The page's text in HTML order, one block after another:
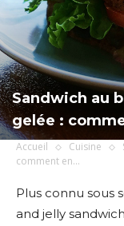
Sandwich au
gelée :
Accueil Cuisine
comment en...
Plus connu sous
and jelly